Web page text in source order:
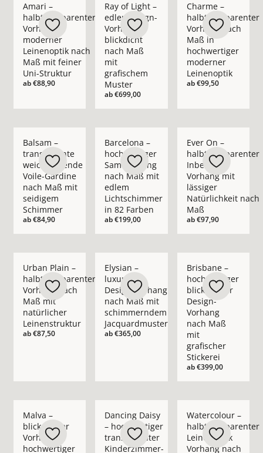
Amari –
halbtransparenter
Vorhang in
moderner
Leinenoptik nach
Maß mit feiner
Uni-Struktur
ab€88,90
Ray of Light –
edler Design-
Vorhang
blickdicht
nach Maß
mit
grafischem
Muster
ab€699,00
Charme –
halbtransparenter
Vorhang nach
Maß in
hochwertiger
moderner
Leinenoptik
ab€99,50
Balsam –
transparente
weichfließende
Voile-Gardine
nach Maß mit
seidigem
Schimmer
ab€84,90
Barcelona –
hochwertiger
Samtvorhang
nach Maß mit
edlem
Lichtschimmer
in 82 Farben
ab€199,00
Ever On –
halbtransparenter
Inbetween
Vorhang mit
lässiger
Natürlichkeit nach
Maß
ab€97,90
Urban Plain –
halbtransparenter
Vorhang nach
Maß mit
natürlicher
Leinenstruktur
ab€87,50
Elysian –
luxuriöser
Design-Vorhang
nach Maß mit
schimmerndem
Jacquardmuster
ab€365,00
Brisbane –
hochwertiger
blickdichter
Design-
Vorhang
nach Maß
mit
grafischer
Stickerei
ab€399,00
Malva –
blickdichter
Vorhang in
hochwertiger
Dancing Daisy
– hochwertiger
transparenter
Kinderzimmer-
Watercolour –
halbtransparenter
Leinenoptik
Vorhang nach